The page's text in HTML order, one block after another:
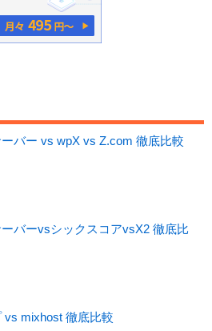
バー vs wpX vs Z.com 徹底比較
バーvsシックスコアvsX2 徹底比
vs mixhost 徹底比較